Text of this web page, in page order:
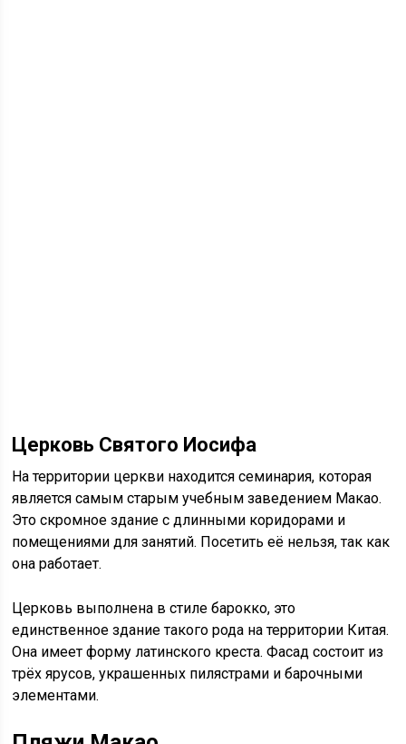
Церковь Святого Иосифа
На территории церкви находится семинария, которая
является самым старым учебным заведением Макао.
Это скромное здание с длинными коридорами и
помещениями для занятий. Посетить её нельзя, так как
она работает.
Церковь выполнена в стиле барокко, это
единственное здание такого рода на территории Китая.
Она имеет форму латинского креста. Фасад состоит из
трёх ярусов, украшенных пилястрами и барочными
элементами.